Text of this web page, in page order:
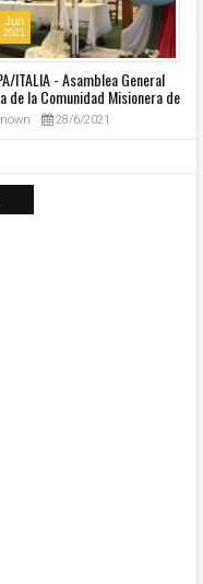
Jun
2021
ITALIA - Asamblea General
de la Comunidad Misionera de
28/6/2021